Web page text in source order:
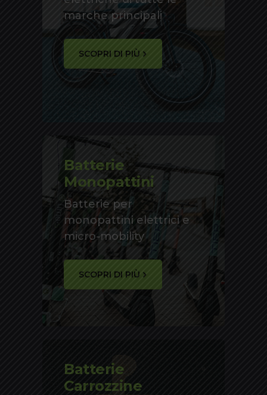
marche principali
SCOPRI DI PIÙ
Batterie
Monopattini
Batterie per
monopattini elettrici e
micro-mobility
SCOPRI DI PIÙ
Batterie
Carrozzine